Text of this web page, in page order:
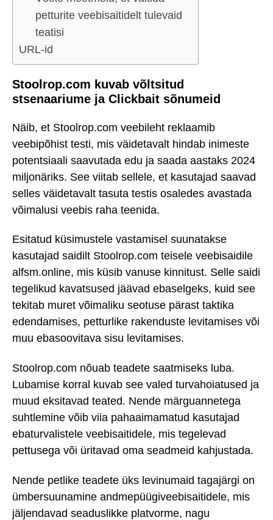
petturite veebisaitidelt tulevaid
teatisi
URL-id
Stoolrop.com kuvab võltsitud
stsenaariume ja Clickbait sõnumeid
Näib, et Stoolrop.com veebileht reklaamib
veebipõhist testi, mis väidetavalt hindab inimeste
potentsiaali saavutada edu ja saada aastaks 2024
miljonäriks. See viitab sellele, et kasutajad saavad
selles väidetavalt tasuta testis osaledes avastada
võimalusi veebis raha teenida.
Esitatud küsimustele vastamisel suunatakse
kasutajad saidilt Stoolrop.com teisele veebisaidile
alfsm.online, mis küsib vanuse kinnitust. Selle saidi
tegelikud kavatsused jäävad ebaselgeks, kuid see
tekitab muret võimaliku seotuse pärast taktika
edendamises, petturlike rakenduste levitamises või
muu ebasoovitava sisu levitamises.
Stoolrop.com nõuab teadete saatmiseks luba.
Lubamise korral kuvab see valed turvahoiatused ja
muud eksitavad teated. Nende märguannetega
suhtlemine võib viia pahaaimamatud kasutajad
ebaturvalistele veebisaitidele, mis tegelevad
pettusega või üritavad oma seadmeid kahjustada.
Nende petlike teadete üks levinumaid tagajärgi on
ümbersuunamine andmepüügiveebisaitidele, mis
jäljendavad seaduslikke platvorme, nagu